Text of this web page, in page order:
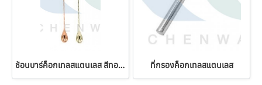
ช้อนบาร์ค็อกเทลสแตนเลส สีทอง-พิงค์โกลด์ ที่กรองค็อกเทลสแตนเลส